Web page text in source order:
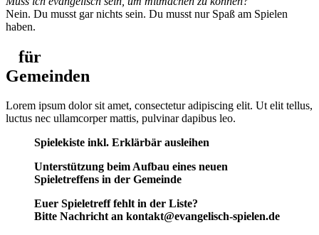
Nein. Du musst gar nichts sein. Du musst nur Spaß am Spielen
haben.
für
Gemeinden
Lorem ipsum dolor sit amet, consectetur adipiscing elit. Ut elit tellus,
luctus nec ullamcorper mattis, pulvinar dapibus leo.
Spielekiste inkl. Erklärbär ausleihen
Unterstützung beim Aufbau eines neuen
Spieletreffens in der Gemeinde
Euer Spieletreff fehlt in der Liste?
Bitte Nachricht an kontakt@evangelisch-spielen.de